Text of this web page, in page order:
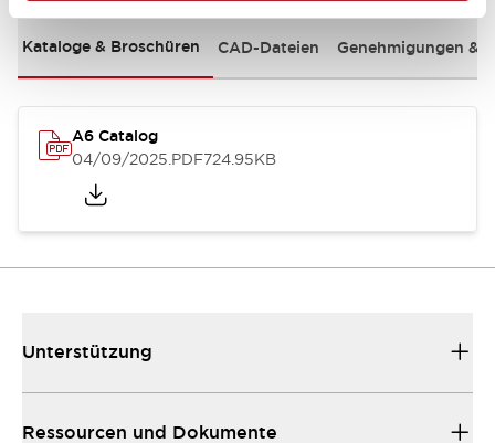
Kataloge & Broschüren CAD-Dateien Genehmigungen &
A6 Catalog
04/09/2025.PDF724.95KB
Unterstützung
Ressourcen und Dokumente